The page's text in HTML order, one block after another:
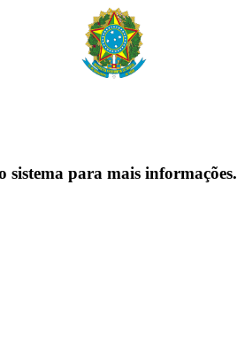
para mais informações.